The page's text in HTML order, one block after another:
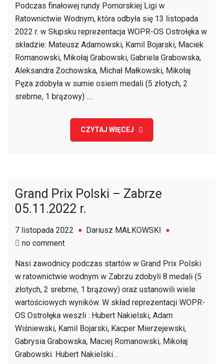
runda
Pomorskiej
Ligi
w
Ratownictwie
wodnym
2022
Podczas finałowej rundy Pomorskiej Ligi w
Ratownictwie Wodnym, która odbyła się 13 listopada
2022 r. w Słupsku reprezentacja WOPR-OS Ostrołęka w
składzie: Mateusz Adamowski, Kamil Bojarski, Maciek
Romanowski, Mikołaj Grabowski, Gabriela Grabowska,
Aleksandra Żochowska, Michał Małkowski, Mikołaj
Pęza zdobyła w sumie osiem medali (5 złotych, 2
srebrne, 1 brązowy) .…
CZYTAJ WIĘCEJ
Grand Prix Polski – Zabrze
05.11.2022 r.
7 listopada 2022
Dariusz MAŁKOWSKI
no commenton
Prix
Polski
–
Zabrze
05.11.2022
r.
Nasi zawodnicy podczas startów w Grand Prix Polski
w ratownictwie wodnym w Zabrzu zdobyli 8 medali (5
złotych, 2 srebrne, 1 brązowy) oraz ustanowili wiele
wartościowych wyników. W skład reprezentacji WOPR-
OS Ostrołęka weszli : Hubert Nakielski, Adam
Wiśniewski, Kamil Bojarski, Kacper Mierzejewski,
Gabrysia Grabowska, Maciej Romanowski, Mikołaj
Grabowski. Hubert Nakielski…